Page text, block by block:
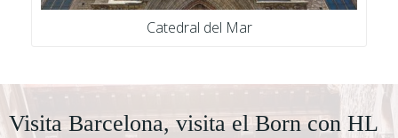
Catedral del Mar
Visita Barcelona, visita el Born con HL